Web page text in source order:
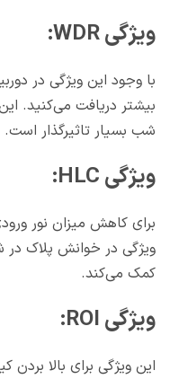
ویژگی WDR:
با وجود این ویژگی در
بیشتر دریافت می‌کنید.
شب بسیار تاثیرگذار است.
ویژگی HLC:
برای کاهش میزان نور
ویژگی در خوانش پلاک
کمک می‌کند.
ویژگی ROI:
این ویژگی برای بالا